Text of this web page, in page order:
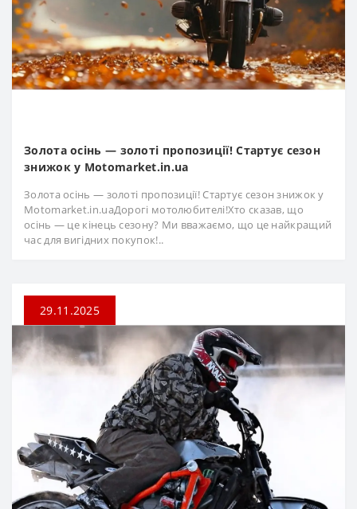
Золота осінь — золоті пропозиції! Стартує сезон
знижок у Motomarket.in.ua
Золота осінь — золоті пропозиції! Стартує сезон знижок у
Motomarket.in.uaДорогі мотолюбителі!Хто сказав, що
осінь — це кінець сезону? Ми вважаємо, що це найкращий
час для вигідних покупок!..
29.11.2025